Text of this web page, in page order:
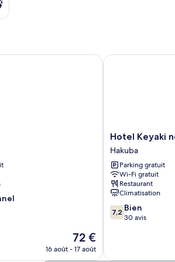
Le
nouveau
72 €
16 août - 17 août
Hotel
Keyaki
no
Ki
Hakuba
Hotel Keyaki
Hakuba
Parking gratuit
Wi-Fi gratuit
Restaurant
Climatisation
7.2
sur
7,2 Bien
30 avis
Hotel Keyaki no Ki